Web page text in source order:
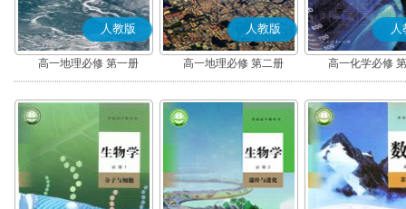
人教版
高一地理必修 第一册
人教版
高一地理必修 第二册
人
高一化学必修